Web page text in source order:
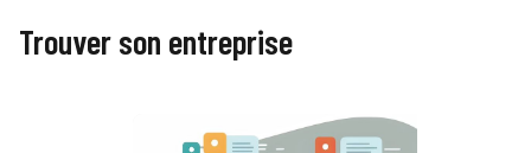
Trouver son entreprise